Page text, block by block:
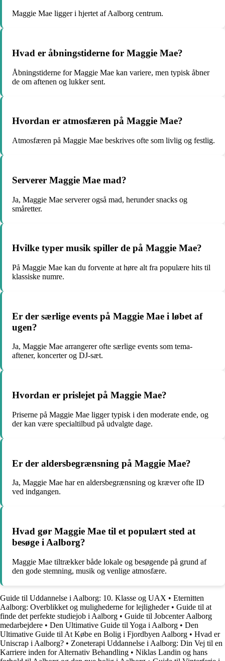
Maggie Mae ligger i hjertet af Aalborg centrum.
Hvad er åbningstiderne for Maggie Mae?
Åbningstiderne for Maggie Mae kan variere, men typisk åbner
de om aftenen og lukker sent.
Hvordan er atmosfæren på Maggie Mae?
Atmosfæren på Maggie Mae beskrives ofte som livlig og festlig.
Serverer Maggie Mae mad?
Ja, Maggie Mae serverer også mad, herunder snacks og
småretter.
Hvilke typer musik spiller de på Maggie Mae?
På Maggie Mae kan du forvente at høre alt fra populære hits til
klassiske numre.
Er der særlige events på Maggie Mae i løbet af
ugen?
Ja, Maggie Mae arrangerer ofte særlige events som tema-
aftener, koncerter og DJ-sæt.
Hvordan er prislejet på Maggie Mae?
Priserne på Maggie Mae ligger typisk i den moderate ende, og
der kan være specialtilbud på udvalgte dage.
Er der aldersbegrænsning på Maggie Mae?
Ja, Maggie Mae har en aldersbegrænsning og kræver ofte ID
ved indgangen.
Hvad gør Maggie Mae til et populært sted at
besøge i Aalborg?
Maggie Mae tiltrækker både lokale og besøgende på grund af
den gode stemning, musik og venlige atmosfære.
Guide til Uddannelse i Aalborg: 10. Klasse og UAX • Eternitten
Aalborg: Overblikket og mulighederne for lejligheder• Guide til at
finde det perfekte studiejob i Aalborg • Guide til Jobcenter Aalborg
medarbejdere • Den Ultimative Guide til Yoga i Aalborg • Den
Ultimative Guide til At Købe en Bolig i Fjordbyen Aalborg • Hvad er
Uniscrap i Aalborg? • Zoneterapi Uddannelse i Aalborg: Din Vej til en
Karriere inden for Alternativ Behandling • Niklas Landin og hans